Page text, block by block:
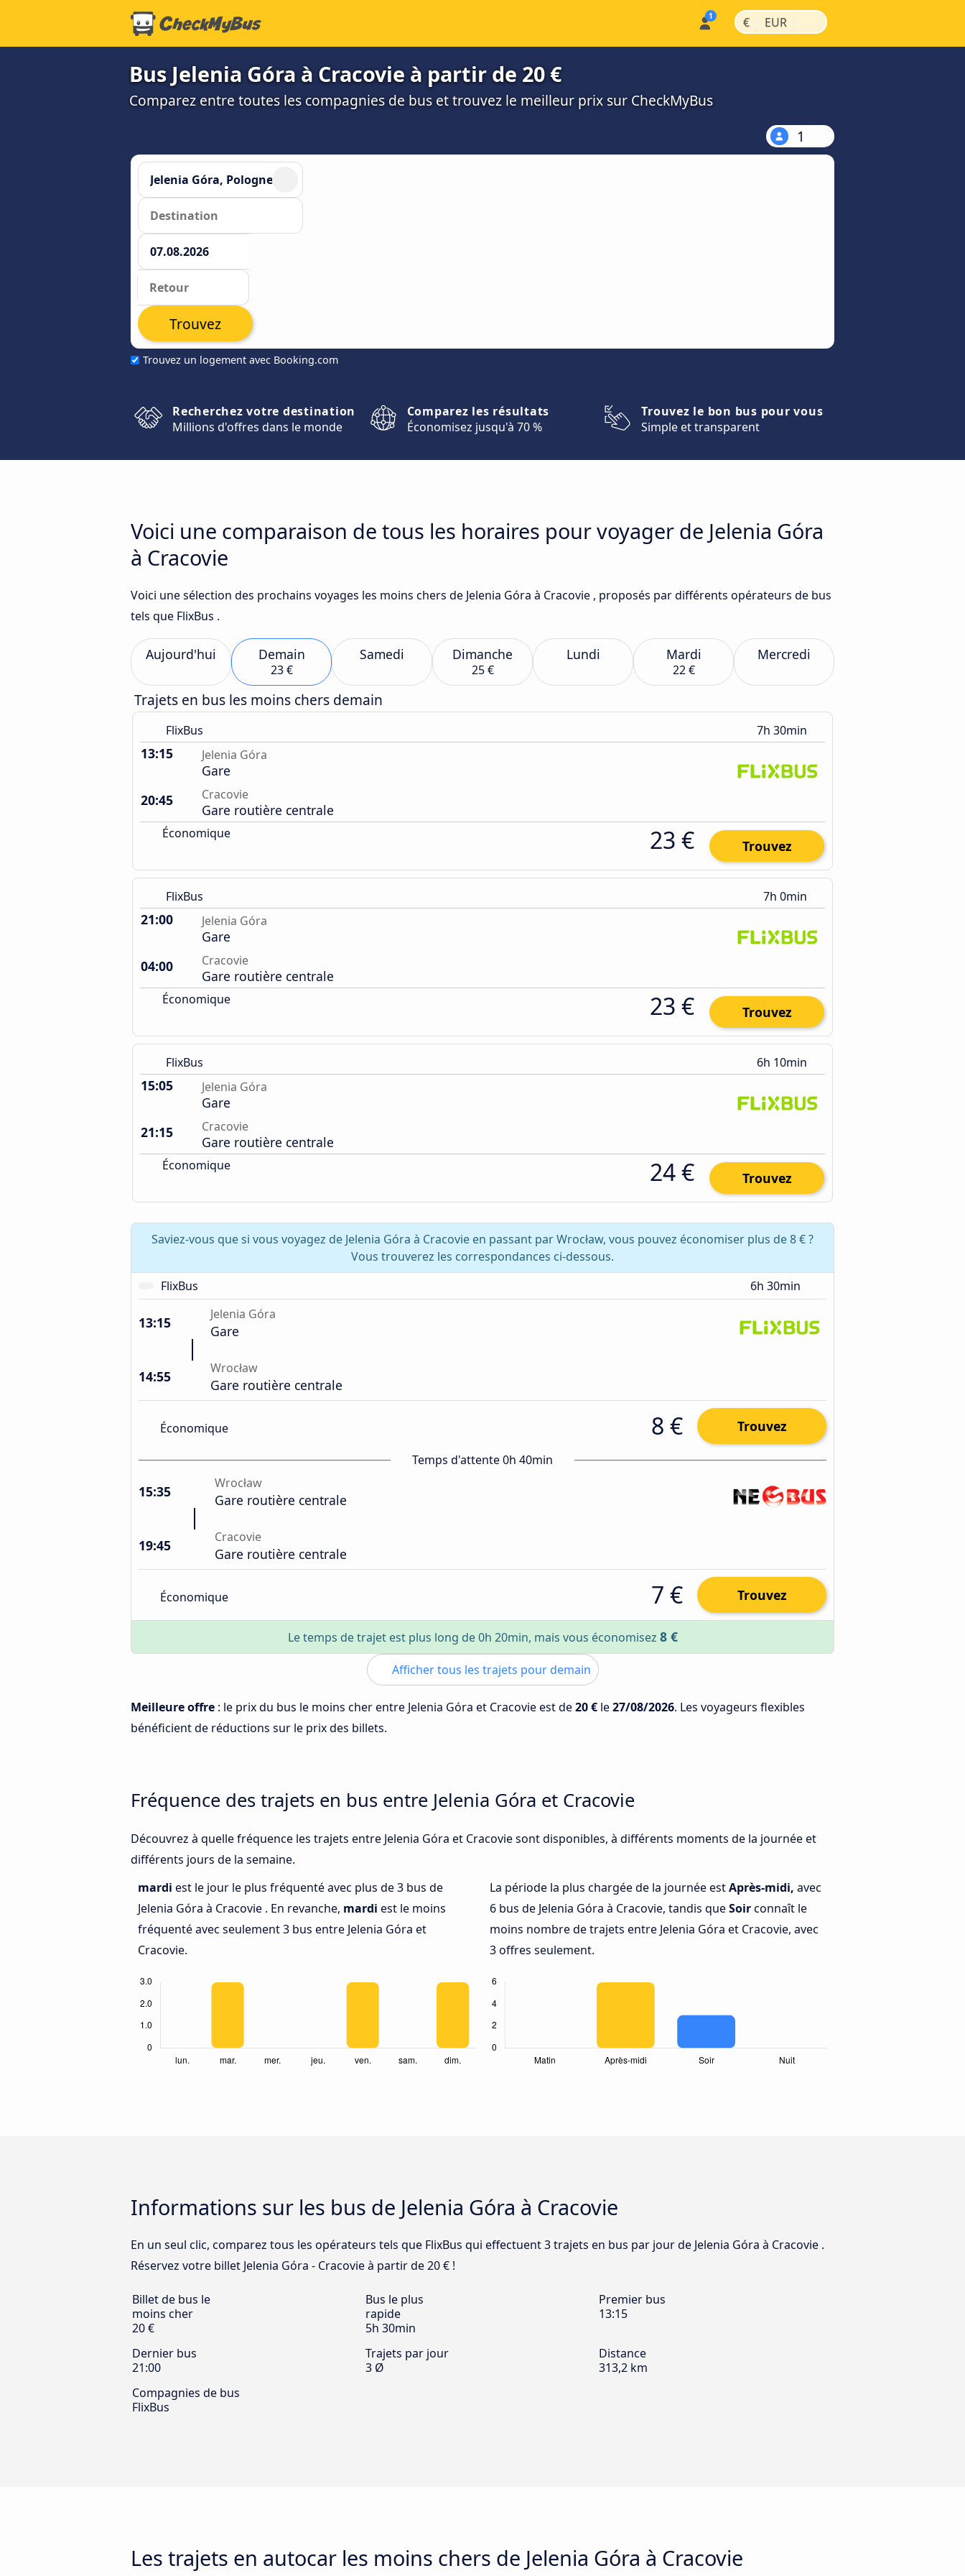
€ | EUR |
Bus Jelenia Góra à Cracovie à partir de 20 €
Comparez entre toutes les compagnies de bus et trouvez le meilleur prix sur CheckMyBus
1
Trouvez un logement avec Booking.com
Trouvez
Recherchez votre destination
Millions d'offres dans le monde
Comparez les résultats
Économisez jusqu'à 70 %
Trouvez le bon bus pour vous
Simple et transparent
Voici une comparaison de tous les horaires pour voyager de Jelenia Góra
à Cracovie
Voici une sélection des prochains voyages les moins chers de Jelenia Góra à Cracovie , proposés par différents opérateurs de bus
tels que FlixBus .
Aujourd'hui Demain
23 €
Samedi Dimanche
25 €
Lundi Mardi
22 €
Mercredi
Trajets en bus les moins chers demain
FlixBus 7h 30min
13:15 Jelenia Góra
Gare
20:45
Cracovie
Gare routière centrale
Économique 23 € Trouvez
FlixBus 7h 0min
21:00 Jelenia Góra
Gare
04:00
Cracovie
Gare routière centrale
Économique 23 € Trouvez
FlixBus 6h 10min
15:05 Jelenia Góra
Gare
21:15
Cracovie
Gare routière centrale
Économique 24 € Trouvez
Saviez-vous que si vous voyagez de Jelenia Góra à Cracovie en passant par Wrocław, vous pouvez économiser plus de 8 € ?
Vous trouverez les correspondances ci-dessous.
FlixBus
6h 30min
13:15 Jelenia Góra
Gare
14:55 Wrocław
Gare routière centrale
Économique 8 € Trouvez
Temps d'attente 0h 40min
15:35 Wrocław
Gare routière centrale
19:45 Cracovie
Gare routière centrale
Économique 7 € Trouvez
Le temps de trajet est plus long de 0h 20min, mais vous économisez 8 €
Afficher tous les trajets pour demain
Meilleure offre : le prix du bus le moins cher entre Jelenia Góra et Cracovie est de20 € le27/08/2026. Les voyageurs flexibles
bénéficient de réductions sur le prix des billets.
Fréquence des trajets en bus entre Jelenia Góra et Cracovie
Découvrez à quelle fréquence les trajets entre Jelenia Góra et Cracovie sont disponibles, à différents moments de la journée et
différents jours de la semaine.
mardi est le jour le plus fréquenté avec plus de 3 bus de
Jelenia Góra à Cracovie . En revanche, mardi est le moins
fréquenté avec seulement 3 bus entre Jelenia Góra et
Cracovie.
La période la plus chargée de la journée estAprès-midi, avec
6 bus de Jelenia Góra à Cracovie, tandis queSoirconnaît le
moins nombre de trajets entre Jelenia Góra et Cracovie, avec
3 offres seulement.
Informations sur les bus de Jelenia Góra à Cracovie
En un seul clic, comparez tous les opérateurs tels que FlixBus qui effectuent 3 trajets en bus par jour de Jelenia Góra à Cracovie .
Réservez votre billet Jelenia Góra - Cracovie à partir de 20 € !
Billet de bus le
moins cher
20 €
Bus le plus
rapide
5h 30min
Premier bus
13:15
Dernier bus
21:00
Trajets par jour
3 Ø
Distance
313,2 km
Compagnies de bus
FlixBus
Les trajets en autocar les moins chers de Jelenia Góra à Cracovie